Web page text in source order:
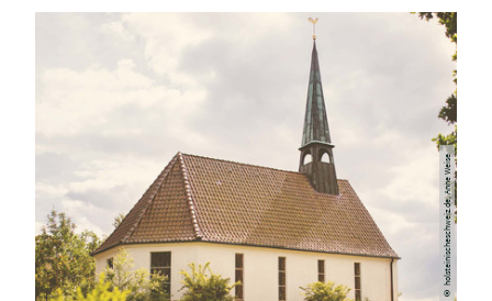
© holsteinischeschweiz.de, Anne Weise